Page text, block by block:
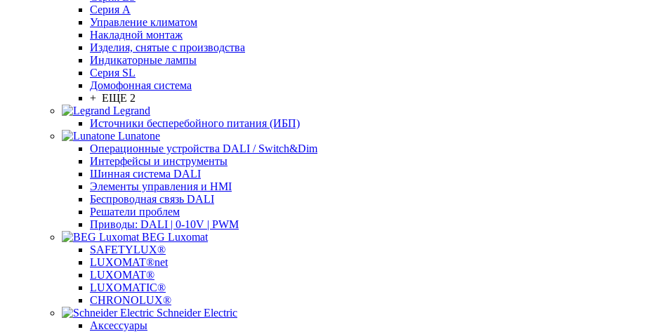
Серия A
Управление климатом
Накладной монтаж
Изделия, снятые с производства
Индикаторные лампы
Серия SL
Домофонная система
+ ЕЩЕ 2
Legrand
Источники бесперебойного питания (ИБП)
Lunatone
Операционные устройства DALI / Switch&Dim
Интерфейсы и инструменты
Шинная система DALI
Элементы управления и HMI
Беспроводная связь DALI
Решатели проблем
Приводы: DALI | 0-10V | PWM
BEG Luxomat
SAFETYLUX®
LUXOMAT®net
LUXOMAT®
LUXOMATIC®
CHRONOLUX®
Schneider Electric
Аксессуары